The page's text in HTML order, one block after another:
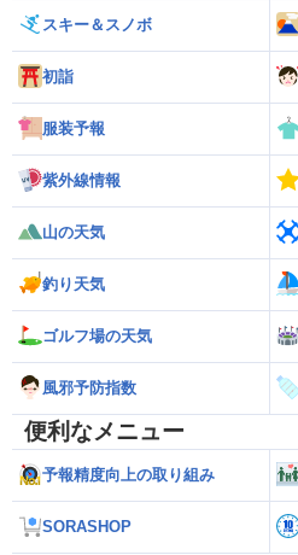
スキー＆スノボ
初詣
服装予報
紫外線情報
山の天気
釣り天気
ゴルフ場の天気
風邪予防指数
便利なメニュー
予報精度向上の取り組み
SORASHOP